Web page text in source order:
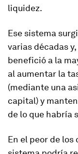
liquidez.
Ese sistema
varias décadas
benefició a la
al aumentar la
(mediante una
capital) y
de lo que habría
En el peor de